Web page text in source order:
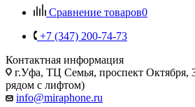
Сравнение товаров0
+7 (347) 200-74-73
Контактная информация
г.Уфа, ТЦ Семья, проспект Октября,
рядом с лифтом)
info@miraphone.ru